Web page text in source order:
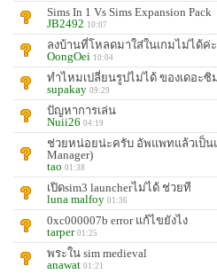
Sims In 1 Vs Sims Expansion Pack
JB2492 10:07
ลงบ้านที่โหลดมาใส่ในเกมไม่ได้ค่ะ
OongOei 10:04
ทําไหมเปลี่ยนรูปไม่ได้ ของเดอะซิ
supakay 09:29
ปัญหาการเล่น
Nuii26 04:19
ช่วยหน่อยน่ะครับ อัพแพทแล้วเป็น
Manager)
tao 01:38
เปิดsim3 launcherไม่ได้ ช่วยที
luna malfoy 01:36
0xc000007b error แก้ไขยังไง
tarper 01:25
พระใน sim medieval
anawat 01:21